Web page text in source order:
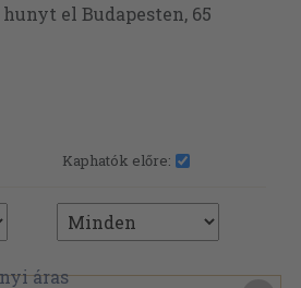
el Budapesten, 65
Kaphatók előre: